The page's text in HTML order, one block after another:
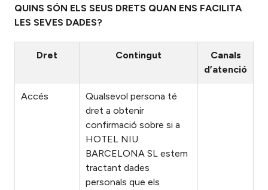
QUINS SÓN ELS SEUS DRETS QUAN ENS FACILITA
LES SEVES DADES?
Dret Contingut
Canals
d’atenció
Accés
Qualsevol persona té
dret a obtenir
confirmació sobre si a
HOTEL NIU
BARCELONA SL estem
tractant dades
personals que els